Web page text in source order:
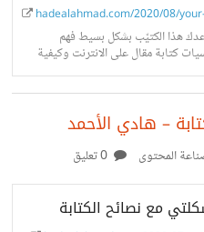
هذا الكتيّب بشكل بسيط فهم
كتابة مقال على الانترنت وكيفية
– هادي الأحمد
المحتوى
مع نصائح الكتابة